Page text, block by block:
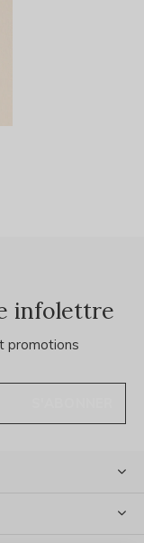
infolettre
promotions